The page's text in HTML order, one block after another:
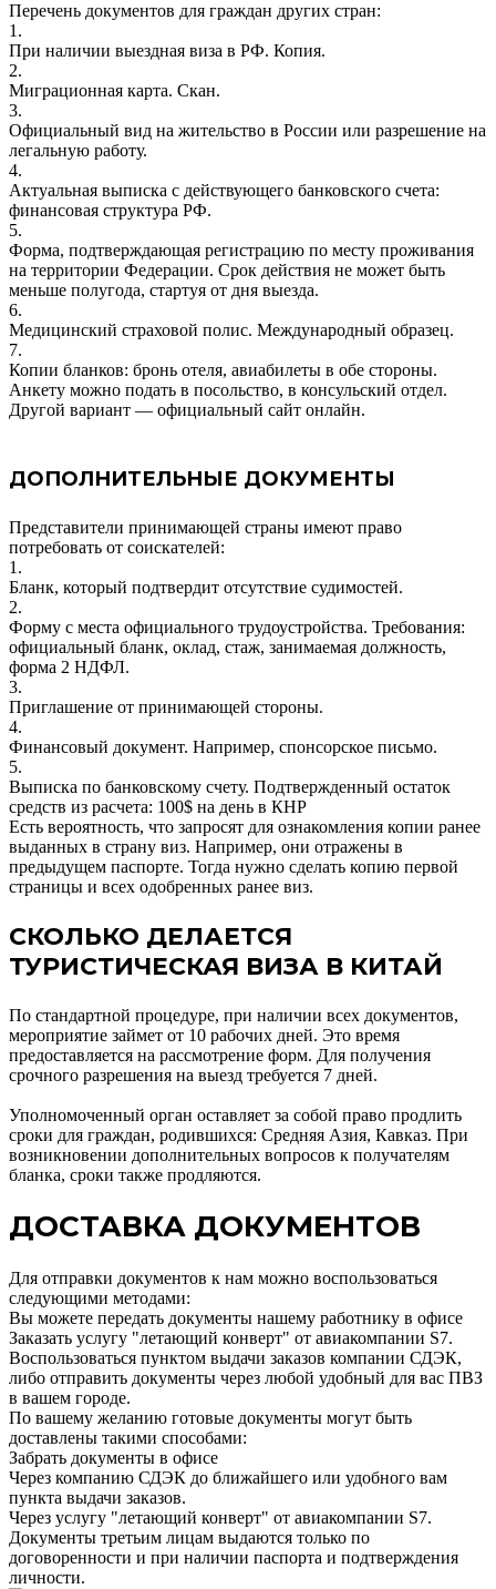
Перечень документов для граждан других стран:
1.
При наличии выездная виза в РФ. Копия.
2.
Миграционная карта. Скан.
3.
Официальный вид на жительство в России или разрешение на
легальную работу.
4.
Актуальная выписка с действующего банковского счета:
финансовая структура РФ.
5.
Форма, подтверждающая регистрацию по месту проживания
на территории Федерации. Срок действия не может быть
меньше полугода, стартуя от дня выезда.
6.
Медицинский страховой полис. Международный образец.
7.
Копии бланков: бронь отеля, авиабилеты в обе стороны.
Анкету можно подать в посольство, в консульский отдел.
Другой вариант — официальный сайт онлайн.
ДОПОЛНИТЕЛЬНЫЕ ДОКУМЕНТЫ
Представители принимающей страны имеют право
потребовать от соискателей:
1.
Бланк, который подтвердит отсутствие судимостей.
2.
Форму с места официального трудоустройства. Требования:
официальный бланк, оклад, стаж, занимаемая должность,
форма 2 НДФЛ.
3.
Приглашение от принимающей стороны.
4.
Финансовый документ. Например, спонсорское письмо.
5.
Выписка по банковскому счету. Подтвержденный остаток
средств из расчета: 100$ на день в КНР
Есть вероятность, что запросят для ознакомления копии ранее
выданных в страну виз. Например, они отражены в
предыдущем паспорте. Тогда нужно сделать копию первой
страницы и всех одобренных ранее виз.
СКОЛЬКО ДЕЛАЕТСЯ
ТУРИСТИЧЕСКАЯ ВИЗА В КИТАЙ
По стандартной процедуре, при наличии всех документов,
мероприятие займет от 10 рабочих дней. Это время
предоставляется на рассмотрение форм. Для получения
срочного разрешения на выезд требуется 7 дней.
Уполномоченный орган оставляет за собой право продлить
сроки для граждан, родившихся: Средняя Азия, Кавказ. При
возникновении дополнительных вопросов к получателям
бланка, сроки также продляются.
ДОСТАВКА ДОКУМЕНТОВ
Для отправки документов к нам можно воспользоваться
следующими методами:
Вы можете передать документы нашему работнику в офисе
Заказать услугу "летающий конверт" от авиакомпании S7.
Воспользоваться пунктом выдачи заказов компании СДЭК,
либо отправить документы через любой удобный для вас ПВЗ
в вашем городе.
По вашему желанию готовые документы могут быть
доставлены такими способами:
Забрать документы в офисе
Через компанию СДЭК до ближайшего или удобного вам
пункта выдачи заказов.
Через услугу "летающий конверт" от авиакомпании S7.
Документы третьим лицам выдаются только по
договоренности и при наличии паспорта и подтверждения
личности.